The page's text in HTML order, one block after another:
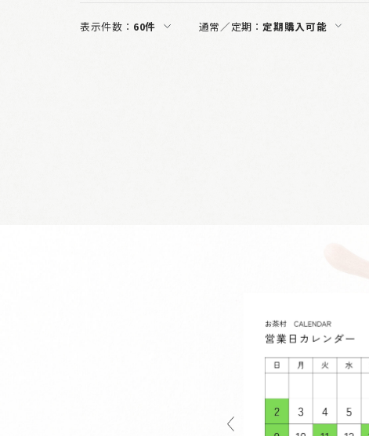
表示件数： 60件 通常／定期：定期購入可能